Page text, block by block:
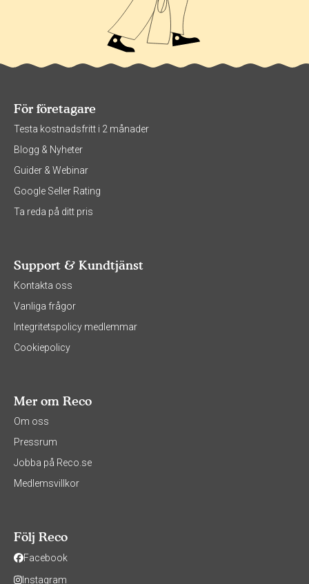
För företagare
Testa kostnadsfritt i 2 månader
Blogg & Nyheter
Guider & Webinar
Google Seller Rating
Ta reda på ditt pris
Support & Kundtjänst
Kontakta oss
Vanliga frågor
Integritetspolicy medlemmar
Cookiepolicy
Mer om Reco
Om oss
Pressrum
Jobba på Reco.se
Medlemsvillkor
Följ Reco
Facebook
Instagram